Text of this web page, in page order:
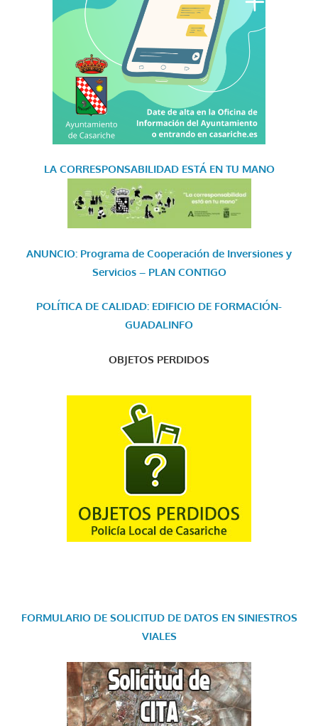
LA CORRESPONSABILIDAD ESTÁ EN TU MANO
ANUNCIO: Programa de Cooperación de Inversiones y
Servicios – PLAN CONTIGO
POLÍTICA DE CALIDAD: EDIFICIO DE FORMACIÓN-
GUADALINFO
OBJETOS PERDIDOS
FORMULARIO DE SOLICITUD DE DATOS EN SINIESTROS
VIALES